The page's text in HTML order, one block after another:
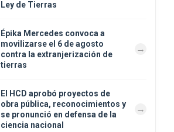
Ley de Tierras
Épika Mercedes convoca a
movilizarse el 6 de agosto
contra la extranjerización de
tierras
El HCD aprobó proyectos de
obra pública, reconocimientos y
se pronunció en defensa de la
ciencia nacional